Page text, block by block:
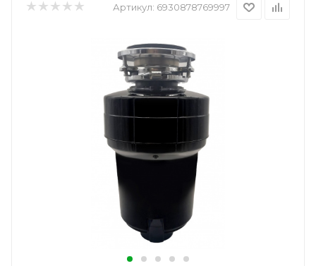
Артикул: 6930878769997